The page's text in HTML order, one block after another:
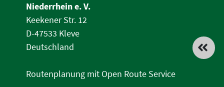
Niederrhein e. V.
Keekener Str. 12
D-47533 Kleve
Deutschland
Routenplanung mit Open Route Service